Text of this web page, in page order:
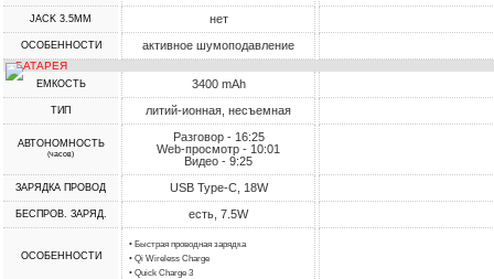
JACK 3.5MM нет
ОСОБЕННОСТИ активное шумоподавление
БАТАРЕЯ
ЕМКОСТЬ 3400 mAh
ТИП литий-ионная, несъемная
АВТОНОМНОСТЬ
(часов)
Разговор - 16:25
Web-просмотр - 10:01
Видео - 9:25
ЗАРЯДКА ПРОВОД USB Type-C, 18W
БЕСПРОВ. ЗАРЯД. есть, 7.5W
ОСОБЕННОСТИ
• Быстрая проводная зарядка
• Qi Wireless Charge
• Quick Charge 3